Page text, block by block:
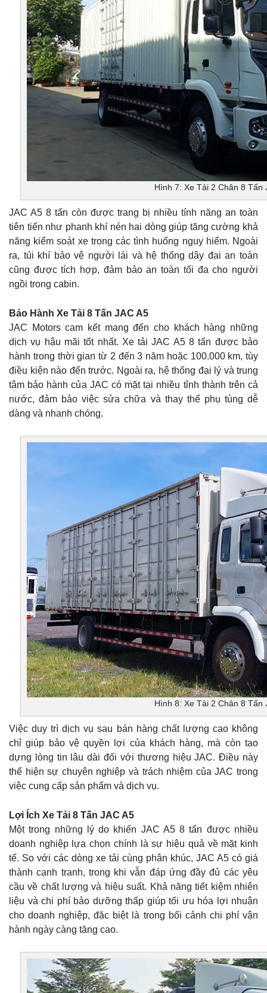
Hình 7: Xe Tải 2 Chân 8 Tấn
JAC A5 8 tấn còn được trang bị nhiều tính năng an toàn
tiên tiến như phanh khí nén hai dòng giúp tăng cường khả
năng kiểm soát xe trong các tình huống nguy hiểm. Ngoài
ra, túi khí bảo vệ người lái và hệ thống dây đai an toàn
cũng được tích hợp, đảm bảo an toàn tối đa cho người
ngồi trong cabin.
Bảo Hành Xe Tải 8 Tấn JAC A5
JAC Motors cam kết mang đến cho khách hàng những
dịch vụ hậu mãi tốt nhất. Xe tải JAC A5 8 tấn được bảo
hành trong thời gian từ 2 đến 3 năm hoặc 100.000 km, tùy
điều kiện nào đến trước. Ngoài ra, hệ thống đại lý và trung
tâm bảo hành của JAC có mặt tại nhiều tỉnh thành trên cả
nước, đảm bảo việc sửa chữa và thay thế phụ tùng dễ
dàng và nhanh chóng.
Hình 8: Xe Tải 2 Chân 8 Tấn
Việc duy trì dịch vụ sau bán hàng chất lượng cao không
chỉ giúp bảo vệ quyền lợi của khách hàng, mà còn tạo
dựng lòng tin lâu dài đối với thương hiệu JAC. Điều này
thể hiện sự chuyên nghiệp và trách nhiệm của JAC trong
việc cung cấp sản phẩm và dịch vụ.
Lợi Ích Xe Tải 8 Tấn JAC A5
Một trong những lý do khiến JAC A5 8 tấn được nhiều
doanh nghiệp lựa chọn chính là sự hiệu quả về mặt kinh
tế. So với các dòng xe tải cùng phân khúc, JAC A5 có giá
thành cạnh tranh, trong khi vẫn đáp ứng đầy đủ các yêu
cầu về chất lượng và hiệu suất. Khả năng tiết kiệm nhiên
liệu và chi phí bảo dưỡng thấp giúp tối ưu hóa lợi nhuận
cho doanh nghiệp, đặc biệt là trong bối cảnh chi phí vận
hành ngày càng tăng cao.